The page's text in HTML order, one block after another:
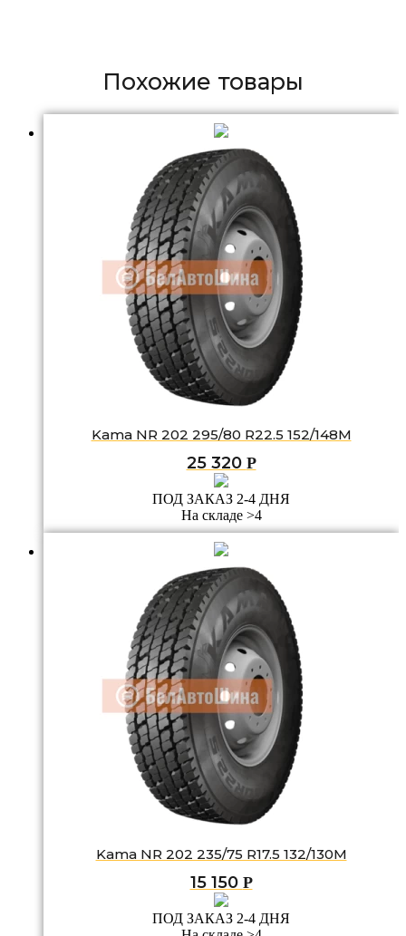
Похожие товары
Kama NR 202 295/80 R22.5 152/148M
25 320 Р
ПОД ЗАКАЗ 2-4 ДНЯ
На складе >4
Kama NR 202 235/75 R17.5 132/130M
15 150 Р
ПОД ЗАКАЗ 2-4 ДНЯ